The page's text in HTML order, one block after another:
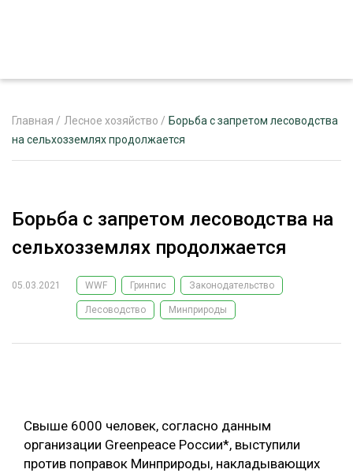
РЕКЛАМОДАТЕЛЯМ
ЛЕСНОЕ ХОЗЯЙСТВО
ЛЕСОЗАГОТОВКА
БИОЭНЕРГЕТИКА
ЛЕСОВОССТАНОВЛЕНИЕ И ЗАЩИТА
ТЕМАТИЧЕСКИЕ ПРОЕКТЫ
Главная / Лесное хозяйство / Борьба с запретом лесоводства
на сельхозземлях продолжается
Борьба с запретом лесоводства на
сельхозземлях продолжается
05.03.2021 WWF Гринпис Законодательство
Лесоводство Минприроды
Свыше 6000 человек, согласно данным
организации Greenpeace России*, выступили
против поправок Минприроды, накладывающих